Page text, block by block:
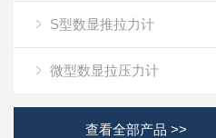
S型数显推拉力计
微型数显拉压力计
查看全部产品 >>